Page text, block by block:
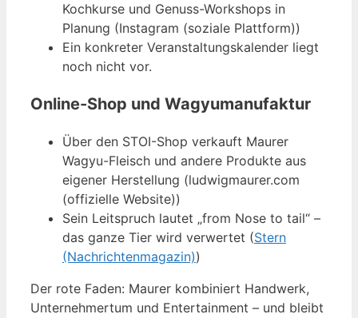
Kochkurse und Genuss-Workshops in
Planung (Instagram (soziale Plattform))
Ein konkreter Veranstaltungskalender liegt
noch nicht vor.
Online-Shop und Wagyumanufaktur
Über den STOI-Shop verkauft Maurer
Wagyu-Fleisch und andere Produkte aus
eigener Herstellung (ludwigmaurer.com
(offizielle Website))
Sein Leitspruch lautet „from Nose to tail“ –
das ganze Tier wird verwertet (Stern
(Nachrichtenmagazin))
Der rote Faden: Maurer kombiniert Handwerk,
Unternehmertum und Entertainment – und bleibt